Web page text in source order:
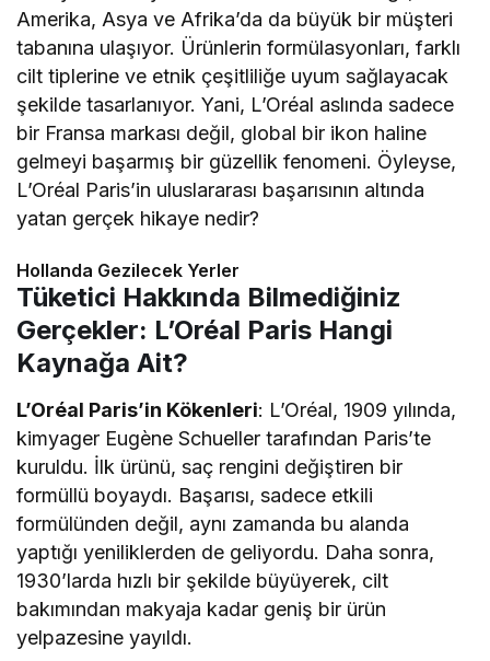
Amerika, Asya ve Afrika’da da büyük bir müşteri
tabanına ulaşıyor. Ürünlerin formülasyonları, farklı
cilt tiplerine ve etnik çeşitliliğe uyum sağlayacak
şekilde tasarlanıyor. Yani, L’Oréal aslında sadece
bir Fransa markası değil, global bir ikon haline
gelmeyi başarmış bir güzellik fenomeni. Öyleyse,
L’Oréal Paris’in uluslararası başarısının altında
yatan gerçek hikaye nedir?
Hollanda Gezilecek Yerler
Tüketici Hakkında Bilmediğiniz
Gerçekler: L’Oréal Paris Hangi
Kaynağa Ait?
L’Oréal Paris’in Kökenleri: L’Oréal, 1909 yılında,
kimyager Eugène Schueller tarafından Paris’te
kuruldu. İlk ürünü, saç rengini değiştiren bir
formüllü boyaydı. Başarısı, sadece etkili
formülünden değil, aynı zamanda bu alanda
yaptığı yeniliklerden de geliyordu. Daha sonra,
1930’larda hızlı bir şekilde büyüyerek, cilt
bakımından makyaja kadar geniş bir ürün
yelpazesine yayıldı.